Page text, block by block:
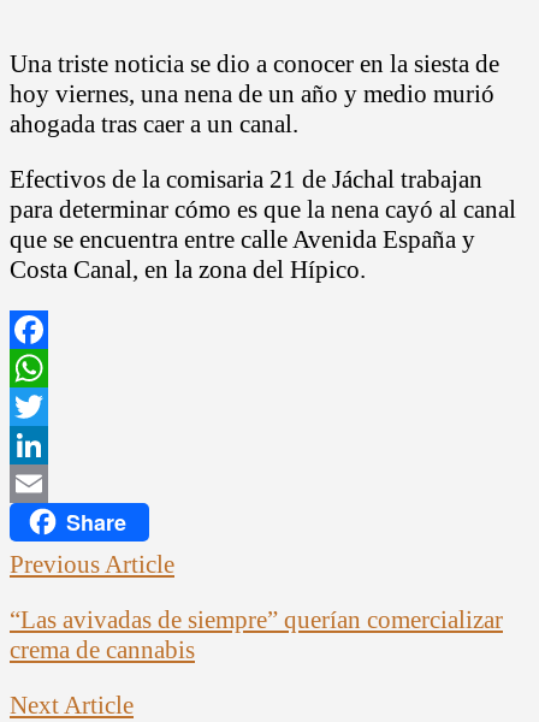
Una triste noticia se dio a conocer en la siesta de
hoy viernes, una nena de un año y medio murió
ahogada tras caer a un canal.
Efectivos de la comisaria 21 de Jáchal trabajan
para determinar cómo es que la nena cayó al canal
que se encuentra entre calle Avenida España y
Costa Canal, en la zona del Hípico.
Facebook
WhatsApp
Twitter
LinkedIn
EmailShare
Previous Article
“Las avivadas de siempre” querían comercializar
crema de cannabis
Next Article